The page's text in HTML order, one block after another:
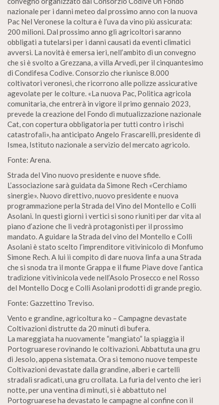
nazionale per i danni meteo dal prossimo anno con la nuova
Pac Nel Veronese la coltura è l’uva da vino più assicurata:
200 milioni. Dal prossimo anno gli agricoltori saranno
obbligati a tutelarsi per i danni causati da eventi climatici
avversi. La novità è emersa ieri, nell’ambito di un convegno
che si è svolto a Grezzana, a villa Arvedi, per il cinquantesimo
di Condifesa Codive. Consorzio che riunisce 8.000
coltivatori veronesi, che ricorrono alle polizze assicurative
agevolate per le colture. «La nuova Pac, Politica agricola
comunitaria, che entrerà in vigore il primo gennaio 2023,
prevede la creazione del Fondo di mutualizzazione nazionale
Cat, con copertura obbligatoria per tutti contro i rischi
catastrofali», ha anticipato Angelo Frascarelli, presidente di
Ismea, Istituto nazionale a servizio del mercato agricolo.
Fonte: Arena.
Strada del Vino nuovo presidente e nuove sfide.
L’associazione sarà guidata da Simone Rech «Cerchiamo
sinergie». Nuovo direttivo, nuovo presidente e nuova
programmazione perla Strada del Vino del Montello e Colli
Asolani. In questi giorni i vertici si sono riuniti per dar vita al
piano d’azione che li vedrà protagonisti per il prossimo
mandato. A guidare la Strada del vino del Montello e Colli
Asolani è stato scelto l’imprenditore vitivinicolo di Monfumo
Simone Rech. A lui ii compito di dare nuova linfa a una Strada
che si snoda tra il monte Grappa e il fiume Piave dove l’antica
tradizione vitivinicola vede nell’Asolo Prosecco e nel Rosso
del Montello Docg e Colli Asolani prodotti di grande pregio.
Fonte: Gazzettino Treviso.
Vento e grandine, agricoltura ko – Campagne devastate
Coltivazioni distrutte da 20 minuti di bufera.
La mareggiata ha nuovamente “mangiato” la spiaggia il
Portogruarese rovinando le coltivazioni. Abbattuta una gru
di Jesolo, appena sistemata. Ora si temono nuove tempeste
Coltivazioni devastate dalla grandine, alberi e cartelli
stradali sradicati, una gru crollata. La furia del vento che ieri
notte, per una ventina di minuti, si è abbattuto nel
Portogruarese ha devastato le campagne al confine con il